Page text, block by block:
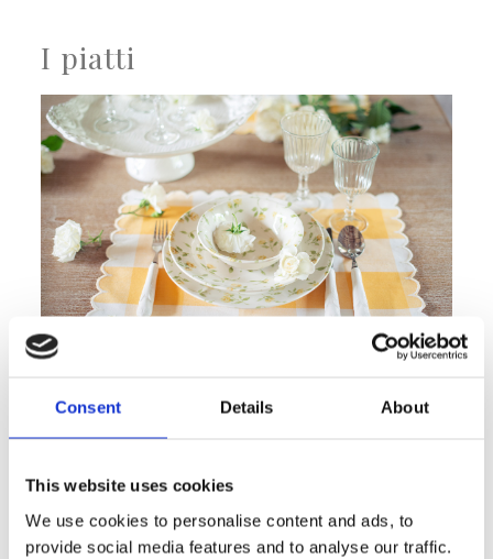
Consent Details About
This website uses cookies
We use cookies to personalise content and ads, to
provide social media features and to analyse our traffic.
I piatti
Dopo i colori e i tessuti per preparare la
tavola è Pasqua, è venuto il momento di
che preferite. Per farlo, vi proponiamo
ipiatti “Floret full yellow”: versione in